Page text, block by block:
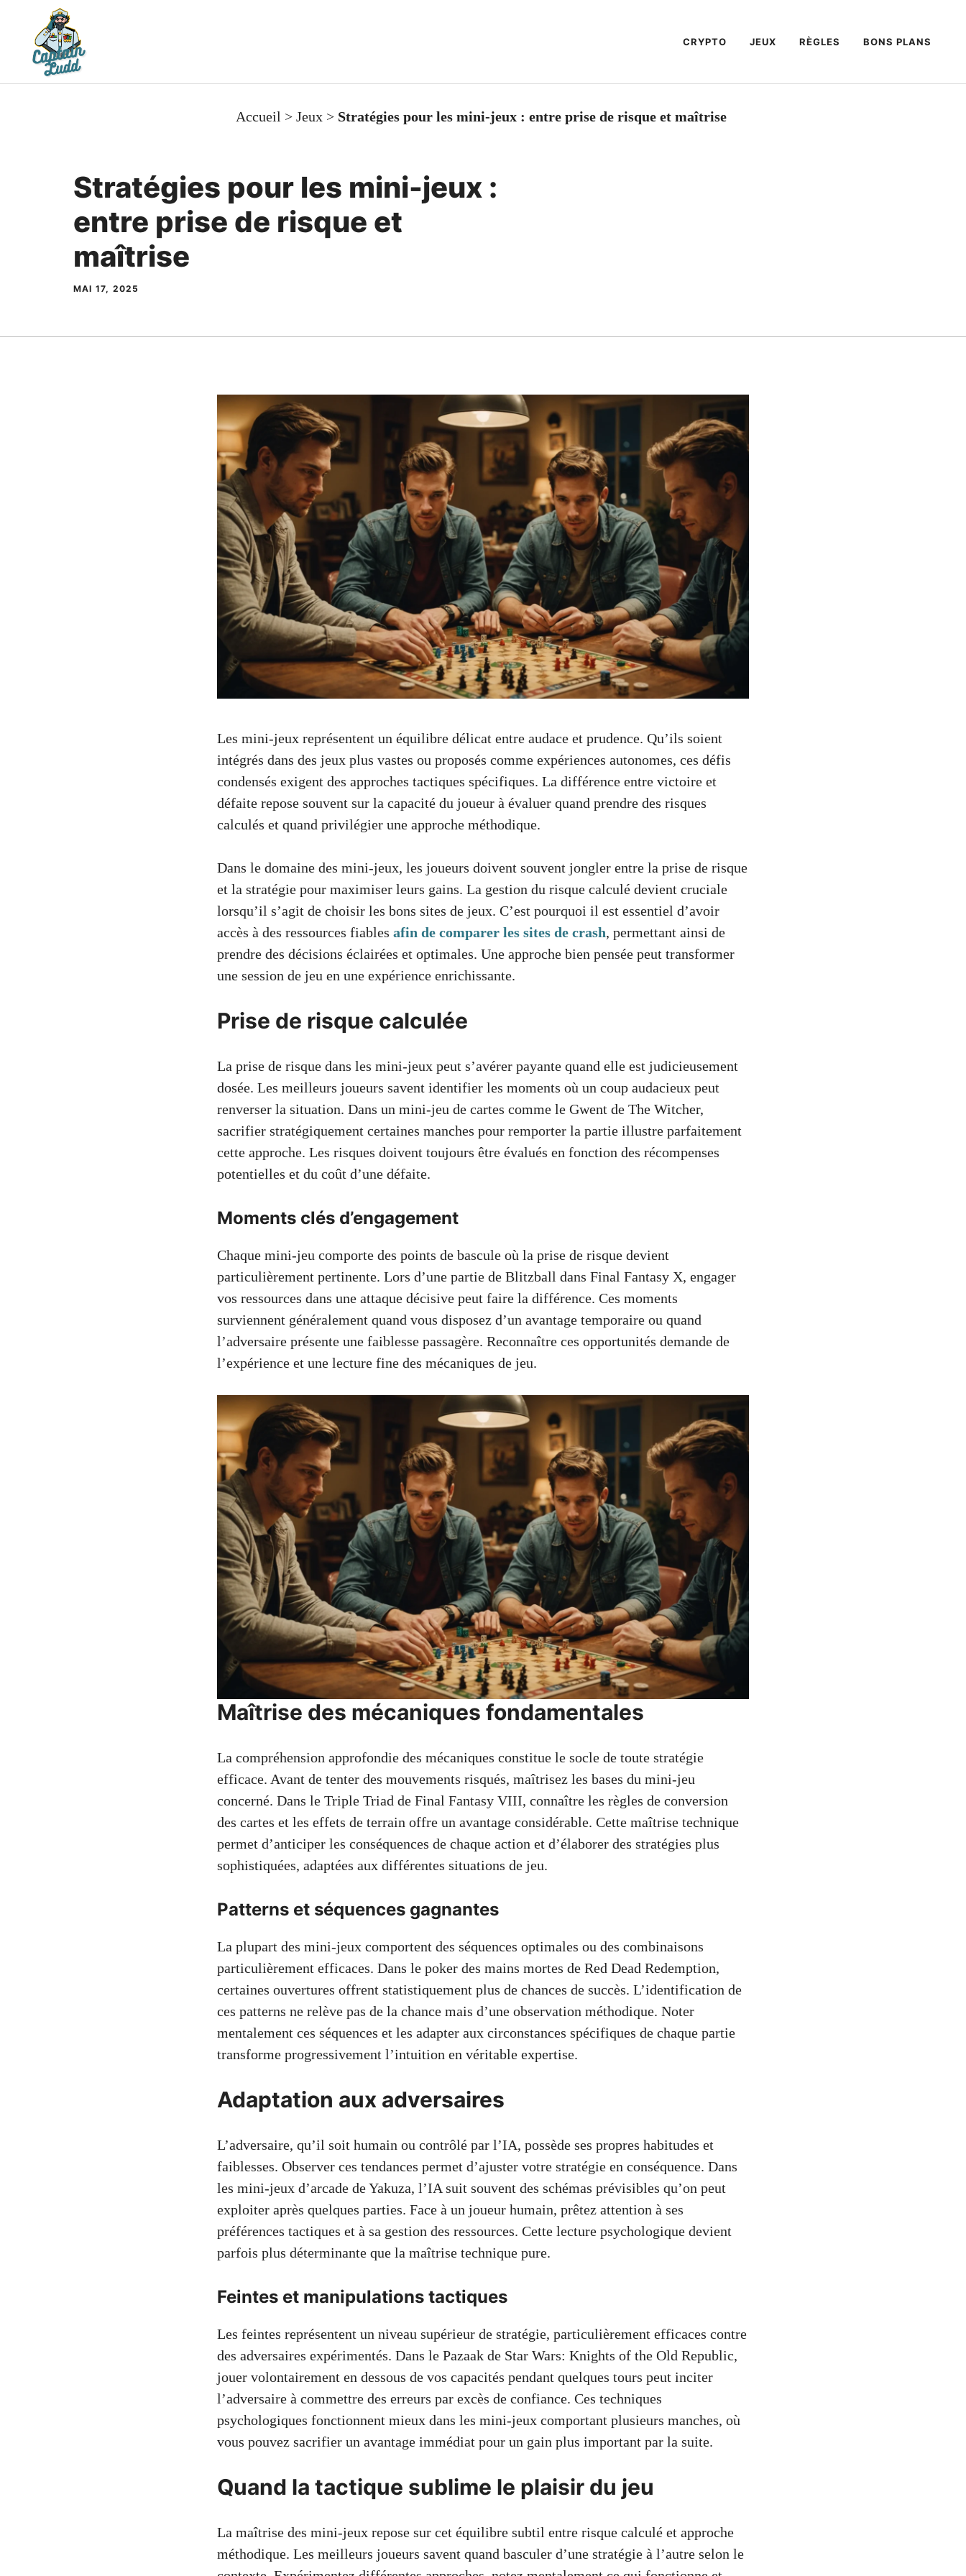
contenu
CRYPTO JEUX RÈGLES BONS PLANS
Accueil > Jeux > Stratégies pour les mini-jeux : entre prise de risque et maîtrise
Stratégies pour les mini-jeux :
entre prise de risque et
maîtrise
MAI 17, 2025
Les mini-jeux représentent un équilibre délicat entre audace et prudence. Qu’ils soient
intégrés dans des jeux plus vastes ou proposés comme expériences autonomes, ces défis
condensés exigent des approches tactiques spécifiques. La différence entre victoire et
défaite repose souvent sur la capacité du joueur à évaluer quand prendre des risques
calculés et quand privilégier une approche méthodique.
Dans le domaine des mini-jeux, les joueurs doivent souvent jongler entre la prise de risque
et la stratégie pour maximiser leurs gains. La gestion du risque calculé devient cruciale
lorsqu’il s’agit de choisir les bons sites de jeux. C’est pourquoi il est essentiel d’avoir
accès à des ressources fiables afin de comparer les sites de crash, permettant ainsi de
prendre des décisions éclairées et optimales. Une approche bien pensée peut transformer
une session de jeu en une expérience enrichissante.
Prise de risque calculée
La prise de risque dans les mini-jeux peut s’avérer payante quand elle est judicieusement
dosée. Les meilleurs joueurs savent identifier les moments où un coup audacieux peut
renverser la situation. Dans un mini-jeu de cartes comme le Gwent de The Witcher,
sacrifier stratégiquement certaines manches pour remporter la partie illustre parfaitement
cette approche. Les risques doivent toujours être évalués en fonction des récompenses
potentielles et du coût d’une défaite.
Moments clés d’engagement
Chaque mini-jeu comporte des points de bascule où la prise de risque devient
particulièrement pertinente. Lors d’une partie de Blitzball dans Final Fantasy X, engager
vos ressources dans une attaque décisive peut faire la différence. Ces moments
surviennent généralement quand vous disposez d’un avantage temporaire ou quand
l’adversaire présente une faiblesse passagère. Reconnaître ces opportunités demande de
l’expérience et une lecture fine des mécaniques de jeu.
Maîtrise des mécaniques fondamentales
La compréhension approfondie des mécaniques constitue le socle de toute stratégie
efficace. Avant de tenter des mouvements risqués, maîtrisez les bases du mini-jeu
concerné. Dans le Triple Triad de Final Fantasy VIII, connaître les règles de conversion
des cartes et les effets de terrain offre un avantage considérable. Cette maîtrise technique
permet d’anticiper les conséquences de chaque action et d’élaborer des stratégies plus
sophistiquées, adaptées aux différentes situations de jeu.
Patterns et séquences gagnantes
La plupart des mini-jeux comportent des séquences optimales ou des combinaisons
particulièrement efficaces. Dans le poker des mains mortes de Red Dead Redemption,
certaines ouvertures offrent statistiquement plus de chances de succès. L’identification de
ces patterns ne relève pas de la chance mais d’une observation méthodique. Noter
mentalement ces séquences et les adapter aux circonstances spécifiques de chaque partie
transforme progressivement l’intuition en véritable expertise.
Adaptation aux adversaires
L’adversaire, qu’il soit humain ou contrôlé par l’IA, possède ses propres habitudes et
faiblesses. Observer ces tendances permet d’ajuster votre stratégie en conséquence. Dans
les mini-jeux d’arcade de Yakuza, l’IA suit souvent des schémas prévisibles qu’on peut
exploiter après quelques parties. Face à un joueur humain, prêtez attention à ses
préférences tactiques et à sa gestion des ressources. Cette lecture psychologique devient
parfois plus déterminante que la maîtrise technique pure.
Feintes et manipulations tactiques
Les feintes représentent un niveau supérieur de stratégie, particulièrement efficaces contre
des adversaires expérimentés. Dans le Pazaak de Star Wars: Knights of the Old Republic,
jouer volontairement en dessous de vos capacités pendant quelques tours peut inciter
l’adversaire à commettre des erreurs par excès de confiance. Ces techniques
psychologiques fonctionnent mieux dans les mini-jeux comportant plusieurs manches, où
vous pouvez sacrifier un avantage immédiat pour un gain plus important par la suite.
Quand la tactique sublime le plaisir du jeu
La maîtrise des mini-jeux repose sur cet équilibre subtil entre risque calculé et approche
méthodique. Les meilleurs joueurs savent quand basculer d’une stratégie à l’autre selon le